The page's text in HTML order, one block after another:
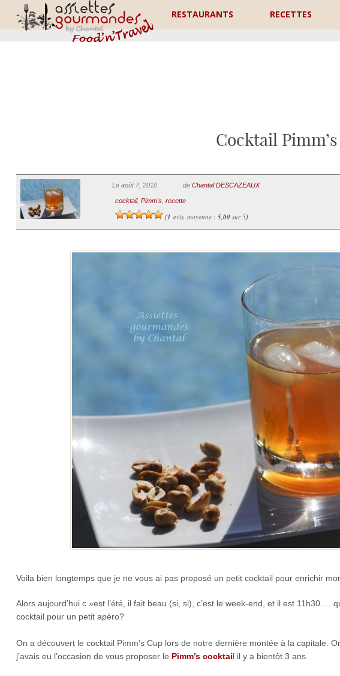
RESTAURANTS RECETTES
Cocktail
Le août 7, 2010 de Chantal DESCAZEAUX
cocktail, Pimm's, recette
(1 avis, moyenne : 5,00sur 5)
Voila bien longtemps que je ne vous ai pas proposé un petit cocktail pour enrichir
Alors aujourd’hui c »est l’été, il fait beau (si, si), c’est le week-end, et il est
cocktail pour un petit apéro?
On a découvert le cocktail Pimm’s Cup lors de notre dernière montée à la capitale.
j’avais eu l’occasion de vous proposer le Pimm’s cocktail il y a bientôt 3 ans.